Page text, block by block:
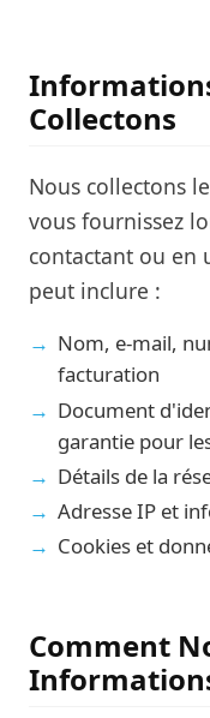
Collectons
Nous collectons
vous fournissez
contactant ou en
peut inclure :
Nom, e-mail,
facturation
Document
garantie pour
Détails de la
Adresse IP et
Cookies et
Comment